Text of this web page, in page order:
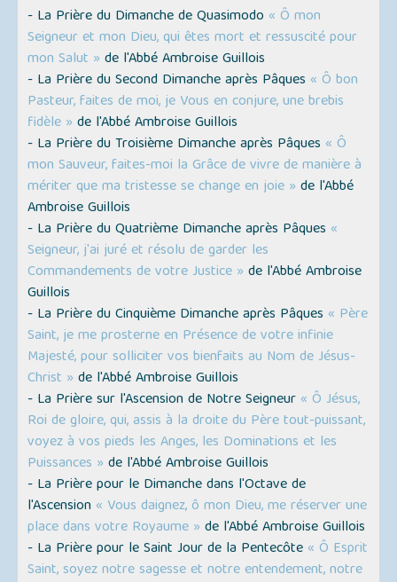
- La Prière du Dimanche de Quasimodo « Ô mon
Seigneur et mon Dieu, qui êtes mort et ressuscité pour
mon Salut » de l'Abbé Ambroise Guillois
- La Prière du Second Dimanche après Pâques « Ô bon
Pasteur, faites de moi, je Vous en conjure, une brebis
fidèle » de l'Abbé Ambroise Guillois
- La Prière du Troisième Dimanche après Pâques « Ô
mon Sauveur, faites-moi la Grâce de vivre de manière à
mériter que ma tristesse se change en joie » de l'Abbé
Ambroise Guillois
- La Prière du Quatrième Dimanche après Pâques «
Seigneur, j'ai juré et résolu de garder les
Commandements de votre Justice » de l'Abbé Ambroise
Guillois
- La Prière du Cinquième Dimanche après Pâques « Père
Saint, je me prosterne en Présence de votre infinie
Majesté, pour solliciter vos bienfaits au Nom de Jésus-
Christ » de l'Abbé Ambroise Guillois
- La Prière sur l'Ascension de Notre Seigneur « Ô Jésus,
Roi de gloire, qui, assis à la droite du Père tout-puissant,
voyez à vos pieds les Anges, les Dominations et les
Puissances » de l'Abbé Ambroise Guillois
- La Prière pour le Dimanche dans l'Octave de
l'Ascension « Vous daignez, ô mon Dieu, me réserver une
place dans votre Royaume » de l'Abbé Ambroise Guillois
- La Prière pour le Saint Jour de la Pentecôte « Ô Esprit
Saint, soyez notre sagesse et notre entendement, notre